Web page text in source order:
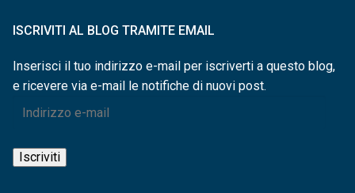
ISCRIVITI AL BLOG TRAMITE EMAIL
Inserisci il tuo indirizzo e-mail per iscriverti a questo blog,
e ricevere via e-mail le notifiche di nuovi post.
Indirizzo
mail
Iscriviti